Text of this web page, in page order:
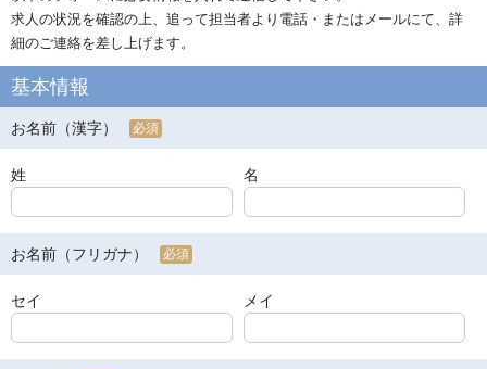
求人の状況を確認の上、追って担当者より電話・またはメールにて、詳
細のご連絡を差し上げます。
基本情報
お名前（漢字） 必須
姓 名
お名前（フリガナ） 必須
セイ メイ